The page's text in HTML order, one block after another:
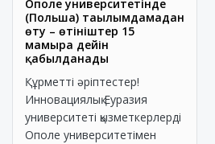
Ополе университетінде
(Польша) тағылымдамадан
өту – өтініштер 15
мамырға дейін
қабылданады
Құрметті әріптестер!
Инновациялық Еуразия
университеті қызметкерлерді
Ополе университетімен